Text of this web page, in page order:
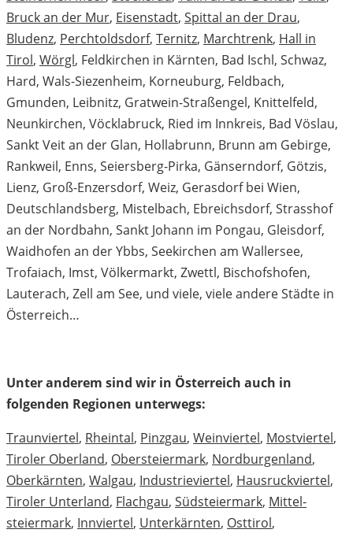
Bruck an der Mur, Eisenstadt, Spittal an der Drau,
Bludenz, Perchtoldsdorf, Ternitz, Marchtrenk, Hall in
Tirol, Wörgl, Feldkirchen in Kärnten, Bad Ischl, Schwaz,
Hard, Wals-Siezenheim, Korneuburg, Feldbach,
Gmunden, Leibnitz, Gratwein-Straßengel, Knittelfeld,
Neunkirchen, Vöcklabruck, Ried im Innkreis, Bad Vöslau,
Sankt Veit an der Glan, Hollabrunn, Brunn am Gebirge,
Rankweil, Enns, Seiersberg-Pirka, Gänserndorf, Götzis,
Lienz, Groß-Enzersdorf, Weiz, Gerasdorf bei Wien,
Deutschlandsberg, Mistelbach, Ebreichsdorf, Strasshof
an der Nordbahn, Sankt Johann im Pongau, Gleisdorf,
Waidhofen an der Ybbs, Seekirchen am Wallersee,
Trofaiach, Imst, Völkermarkt, Zwettl, Bischofshofen,
Lauterach, Zell am See, und viele, viele andere Städte in
Österreich…
Unter anderem sind wir in Österreich auch in
folgenden Regionen unterwegs:
Traunviertel, Rheintal, Pinzgau, Weinviertel, Mostviertel,
Tiroler Oberland, Ober­steiermark, Nord­burgenland,
Oberkärnten, Walgau, Industrieviertel, Hausruck­viertel,
Tiroler Unterland, Flachgau, Südsteiermark, Mittel­
steiermark, Innviertel, Unterkärnten, Osttirol,